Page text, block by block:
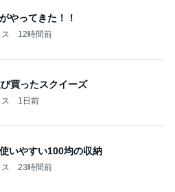
やってきた！！
12時間前
買ったスクイーズ
1日前
いやすい100均の収納
23時間前